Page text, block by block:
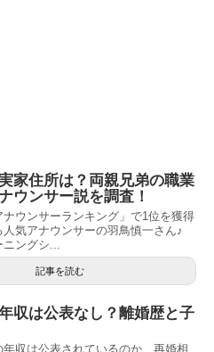
家住所は？両親兄弟の職業
ウンサー説を調査！
ナウンサーランキング」で1位を獲得
人気アナウンサーの羽鳥慎一さん♪
ニングシ...
記事を読む
収は公表なし？離婚歴と子
収は公表されているのか、再婚相